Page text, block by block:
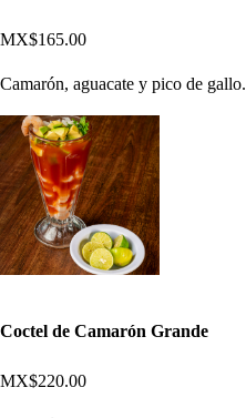
MX$165.00
Camarón, aguacate y pico de gallo.
Coctel de Camarón Grande
MX$220.00